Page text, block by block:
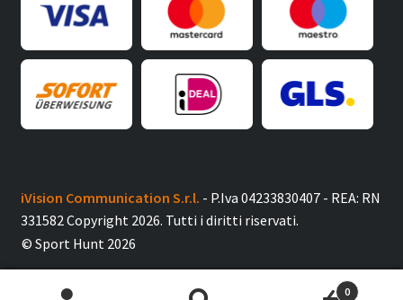
iVision Communication S.r.l. - P.Iva 04233830407 - REA: RN
331582 Copyright 2026. Tutti i diritti riservati.
© Sport Hunt 2026
0